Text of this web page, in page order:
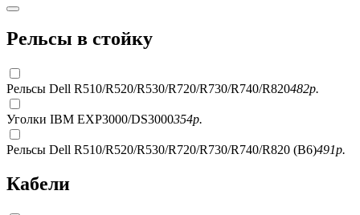
Рельсы в стойку
Рельсы Dell R510/R520/R530/R720/R730/R740/R820482р.
Уголки IBM EXP3000/DS3000354р.
Рельсы Dell R510/R520/R530/R720/R730/R740/R820 (B6)491р.
Кабели